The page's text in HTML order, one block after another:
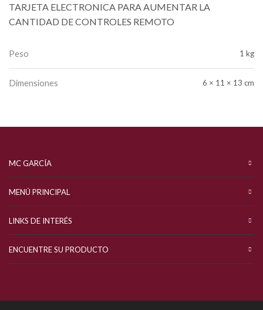
TARJETA ELECTRONICA PARA AUMENTAR LA
CANTIDAD DE CONTROLES REMOTO
Peso 1 kg
Dimensiones 6 × 11 × 13 cm
MC GARCÍA
MENÚ PRINCIPAL
LINKS DE INTERÉS
ENCUENTRE SU PRODUCTO